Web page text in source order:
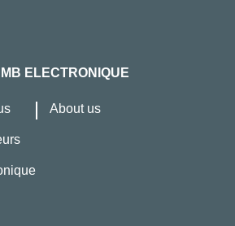
ELECTRONIQUE
About us